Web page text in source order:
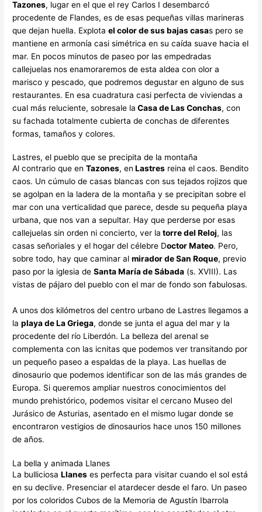
Tazones, lugar en el que el rey Carlos I desembarcó
procedente de Flandes, es de esas pequeñas villas marineras
que dejan huella. Explotael color de sus bajas casas pero se
mantiene en armonía casi simétrica en su caída suave hacia el
mar. En pocos minutos de paseo por las empedradas
callejuelas nos enamoraremos de esta aldea con olor a
marisco y pescado, que podremos degustar en alguno de sus
restaurantes. En esa cuadratura casi perfecta de viviendas a
cual más reluciente, sobresale la Casa de Las Conchas, con
su fachada totalmente cubierta de conchas de diferentes
formas, tamaños y colores.
Lastres, el pueblo que se precipita de la montaña
Al contrario que enTazones, en Lastres reina el caos. Bendito
caos. Un cúmulo de casas blancas con sus tejados rojizos que
se agolpan en la ladera de la montaña y se precipitan sobre el
mar con una verticalidad que parece, desde su pequeña playa
urbana, que nos van a sepultar. Hay que perderse por esas
callejuelas sin orden ni concierto, ver la torre del Reloj, las
casas señoriales y el hogar del célebre Doctor Mateo. Pero,
sobre todo, hay que caminar almirador de San Roque, previo
paso por la iglesia deSanta María de Sábada (s. XVIII). Las
vistas de pájaro del pueblo con el mar de fondo son fabulosas.
A unos dos kilómetros del centro urbano de Lastres llegamos a
laplaya de La Griega, donde se junta el agua del mar y la
procedente del río Liberdón. La belleza del arenal se
complementa con las icnitas que podemos ver transitando por
un pequeño paseo a espaldas de la playa. Las huellas de
dinosaurio que podemos identificar son de las más grandes de
Europa. Si queremos ampliar nuestros conocimientos del
mundo prehistórico, podemos visitar el cercano Museo del
Jurásico de Asturias, asentado en el mismo lugar donde se
encontraron vestigios de dinosaurios hace unos 150 millones
de años.
La bella y animada Llanes
La bulliciosaLlanes es perfecta para visitar cuando el sol está
en su declive. Presenciar el atardecer desde el faro. Un paseo
por los coloridos Cubos de la Memoria de Agustín Ibarrola